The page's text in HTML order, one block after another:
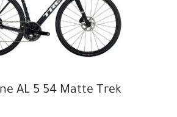
AL 5 54 Matte Trek